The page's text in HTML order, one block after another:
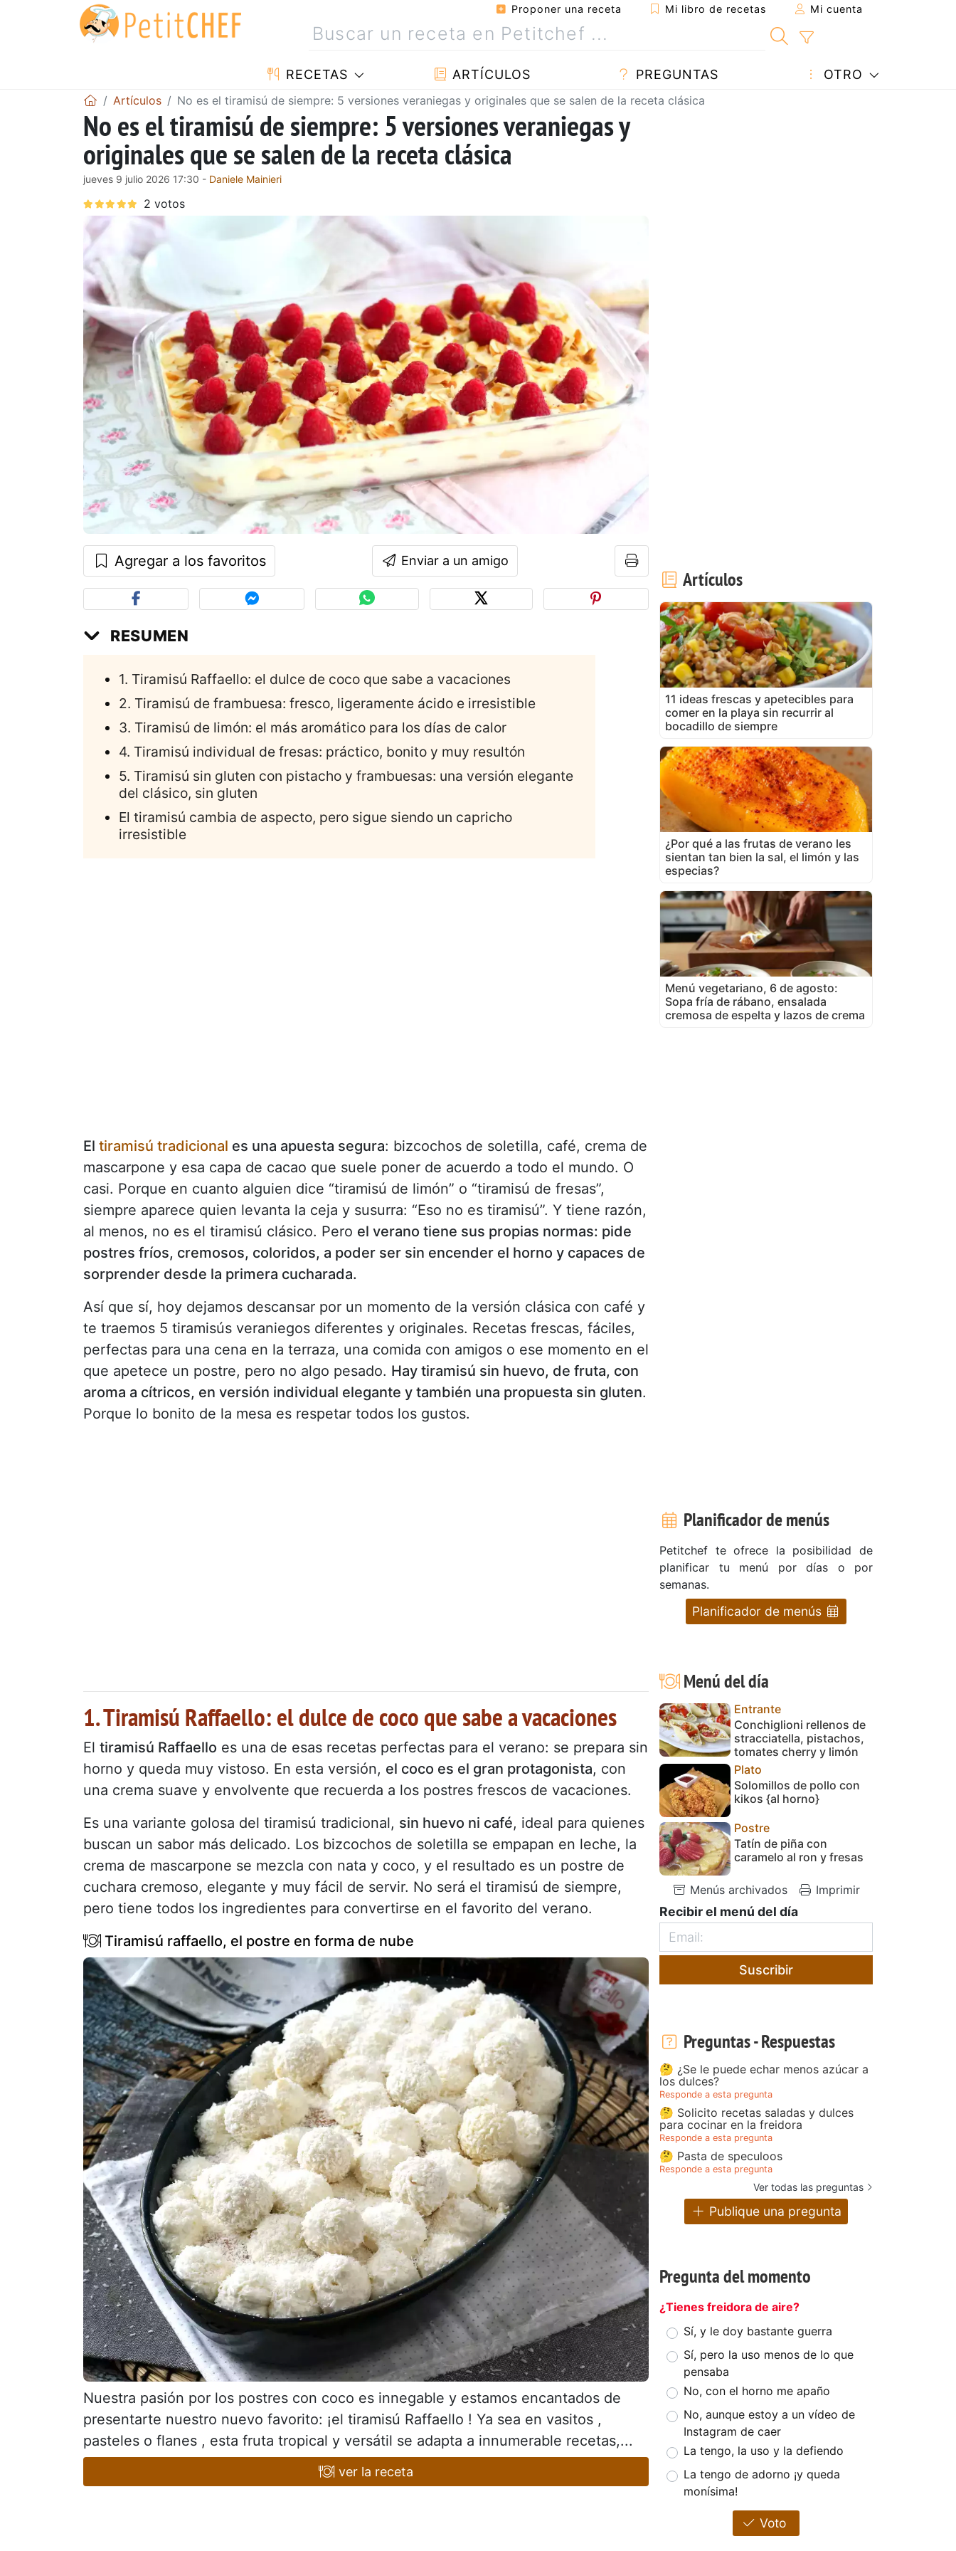
Proponer una receta Mi libro de recetas Mi cuenta
RECETAS ARTÍCULOS PREGUNTAS OTRO
Artículos No es el tiramisú de siempre: 5 versiones veraniegas y originales que se salen de la receta clásica
No es el tiramisú de siempre: 5 versiones veraniegas y
originales que se salen de la receta clásica
jueves 9 julio 2026 17:30 - Daniele Mainieri
Agregar a los favoritos Enviar a un amigo
RESUMEN
1. Tiramisú Raffaello: el dulce de coco que sabe a vacaciones
2. Tiramisú de frambuesa: fresco, ligeramente ácido e irresistible
3. Tiramisú de limón: el más aromático para los días de calor
4. Tiramisú individual de fresas: práctico, bonito y muy resultón
5. Tiramisú sin gluten con pistacho y frambuesas: una versión elegante
del clásico, sin gluten
El tiramisú cambia de aspecto, pero sigue siendo un capricho
irresistible
El tiramisú tradicional es una apuesta segura: bizcochos de soletilla, café, crema de
mascarpone y esa capa de cacao que suele poner de acuerdo a todo el mundo. O
casi. Porque en cuanto alguien dice “tiramisú de limón” o “tiramisú de fresas”,
siempre aparece quien levanta la ceja y susurra: “Eso no es tiramisú”. Y tiene razón,
al menos, no es el tiramisú clásico. Pero el verano tiene sus propias normas: pide
postres fríos, cremosos, coloridos, a poder ser sin encender el horno y capaces de
sorprender desde la primera cucharada.
Así que sí, hoy dejamos descansar por un momento de la versión clásica con café y
te traemos 5 tiramisús veraniegos diferentes y originales. Recetas frescas, fáciles,
perfectas para una cena en la terraza, una comida con amigos o ese momento en el
que apetece un postre, pero no algo pesado. Hay tiramisú sin huevo, de fruta, con
aroma a cítricos, en versión individual elegante y también una propuesta sin gluten.
Porque lo bonito de la mesa es respetar todos los gustos.
1. Tiramisú Raffaello: el dulce de coco que sabe a vacaciones
El tiramisú Raffaello es una de esas recetas perfectas para el verano: se prepara sin
horno y queda muy vistoso. En esta versión, el coco es el gran protagonista, con
una crema suave y envolvente que recuerda a los postres frescos de vacaciones.
Es una variante golosa del tiramisú tradicional, sin huevo ni café, ideal para quienes
buscan un sabor más delicado. Los bizcochos de soletilla se empapan en leche, la
crema de mascarpone se mezcla con nata y coco, y el resultado es un postre de
cuchara cremoso, elegante y muy fácil de servir. No será el tiramisú de siempre,
pero tiene todos los ingredientes para convertirse en el favorito del verano.
Tiramisú raffaello, el postre en forma de nube
Nuestra pasión por los postres con coco es innegable y estamos encantados de
presentarte nuestro nuevo favorito: ¡el tiramisú Raffaello ! Ya sea en vasitos ,
pasteles o flanes , esta fruta tropical y versátil se adapta a innumerable recetas,...
ver la receta
Artículos
11 ideas frescas y apetecibles para
comer en la playa sin recurrir al
bocadillo de siempre
¿Por qué a las frutas de verano les
sientan tan bien la sal, el limón y las
especias?
Menú vegetariano, 6 de agosto:
Sopa fría de rábano, ensalada
cremosa de espelta y lazos de crema
Planificador de menús
Petitchef te ofrece la posibilidad de
planificar tu menú por días o por
semanas.
Planificador de menús
Menú del día
Entrante
Conchiglioni rellenos de
stracciatella, pistachos,
tomates cherry y limón
Plato
Solomillos de pollo con
kikos {al horno}
Postre
Tatín de piña con
caramelo al ron y fresas
Menús archivados Imprimir
Recibir el menú del día
Suscribir
Preguntas - Respuestas
🤔 ¿Se le puede echar menos azúcar a
los dulces?
Responde a esta pregunta
🤔 Solicito recetas saladas y dulces
para cocinar en la freidora
Responde a esta pregunta
🤔 Pasta de speculoos
Responde a esta pregunta
Ver todas las preguntas
Publique una pregunta
Pregunta del momento
¿Tienes freidora de aire?
Sí, y le doy bastante guerra
Sí, pero la uso menos de lo que
pensaba
No, con el horno me apaño
No, aunque estoy a un vídeo de
Instagram de caer
La tengo, la uso y la defiendo
La tengo de adorno ¡y queda
monísima!
Voto